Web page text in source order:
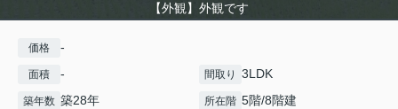
【外観】外観です
価格 -
面積 - 間取り 3LDK
築年数 築28年 所在階 5階/8階建